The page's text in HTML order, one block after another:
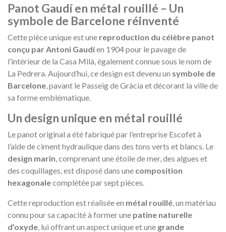
Panot Gaudí en métal rouillé – Un
symbole de Barcelone réinventé
Cette pièce unique est une reproduction du célèbre panot
conçu par Antoni Gaudíen 1904 pour le pavage de
l’intérieur de la Casa Milà, également connue sous le nom de
La Pedrera. Aujourd’hui, ce design est devenu un symbole de
Barcelone , pavant le Passeig de Gràcia et décorant la ville de
sa forme emblématique.
Un design unique en métal rouillé
Le panot original a été fabriqué par l’entreprise Escofet à
l’aide de ciment hydraulique dans des tons verts et blancs. Le
design marin , comprenant une étoile de mer, des algues et
des coquillages, est disposé dans une composition
hexagonalecomplétée par sept pièces.
Cette reproduction est réalisée en métal rouillé , un matériau
connu pour sa capacité à former une patine naturelle
d’oxyde , lui offrant un aspect unique et une grande